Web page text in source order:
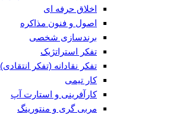
اخلاق حرفه ای
اصول و فنون مذاکره
برندسازی شخصی
تفکر استراتژیک
تفکر نقادانه (تفکر انتقادی)
کار تیمی
کارآفرینی و استارت آپ
مربی گری و منتورینگ